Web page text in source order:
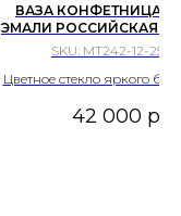
ВАЗА КОНФЕТНИЦА 19
ЭМАЛИ РОССИЙСКАЯ
\ ЕВРОПА ЦВЕТНОЕ
СТЕКЛО
SKU: МТ242-12-25-
Цветное стекло яркого
многоцветными эмалями и
42 000 р.